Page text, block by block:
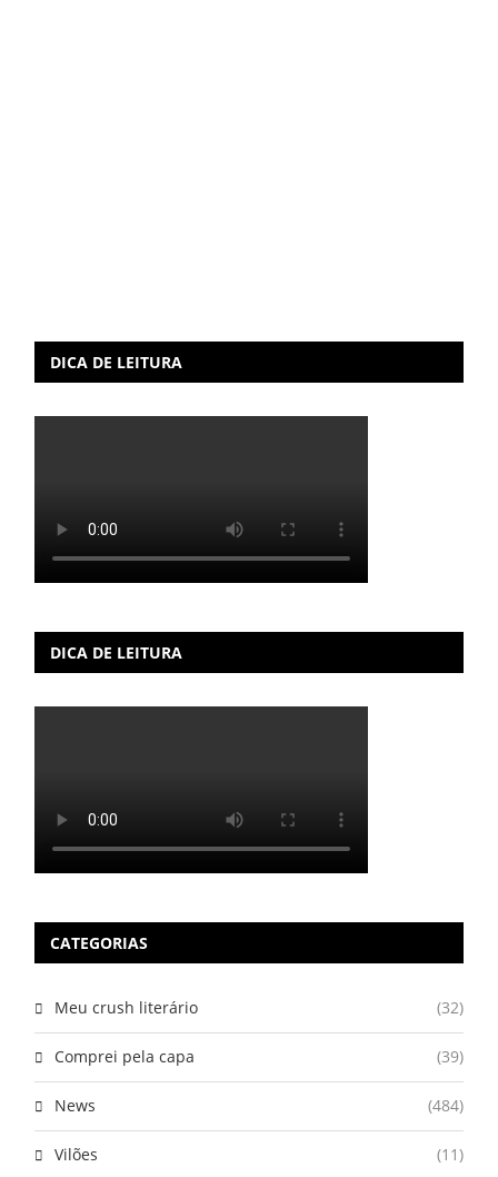
DICA DE LEITURA
DICA DE LEITURA
CATEGORIAS
Meu crush literário (32)
Comprei pela capa (39)
News (484)
Vilões (11)